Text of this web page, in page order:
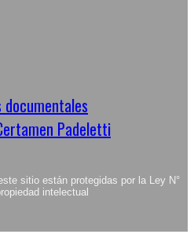
documentales
Padeletti
sitio están protegidas por la Ley N°
intelectual